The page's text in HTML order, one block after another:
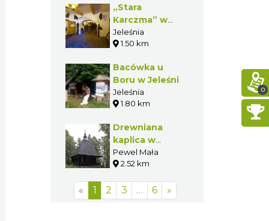
„Stara
Karczma” w
Jeleśni
Jeleśnia
1.50 km
Bacówka u
Boru w Jeleśni
Jeleśnia
1.80 km
Drewniana
kaplica w
Kiełbasowie
Pewel Mała
2.52 km
« 1 2 3 … 6 »
0